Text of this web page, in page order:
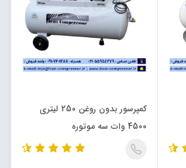
کمپرسور بدون روغن 250 لیتری
4500 وات سه موتوره